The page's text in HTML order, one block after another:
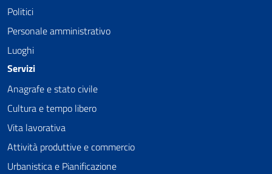
Politici
Personale amministrativo
Luoghi
Servizi
Anagrafe e stato civile
Cultura e tempo libero
Vita lavorativa
Attività produttive e commercio
Urbanistica e Pianificazione